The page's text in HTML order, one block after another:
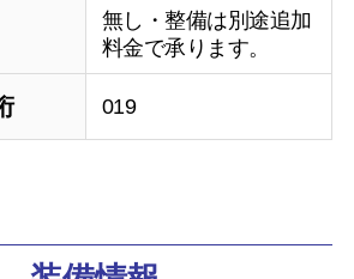
無し・整備は別途追加
料金で承ります。
019